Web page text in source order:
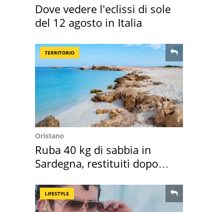
Dove vedere l'eclissi di sole
del 12 agosto in Italia
TERRITORIO
Oristano
Ruba 40 kg di sabbia in
Sardegna, restituiti dopo
LIFESTYLE